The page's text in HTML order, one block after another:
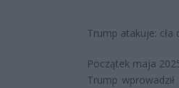
Trump atakuje:
Początek maja
Trump